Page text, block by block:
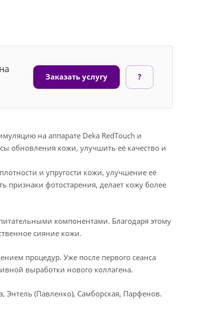
Заказать услугу ?
на аппарате Deka RedTouch и
обновления кожи, улучшить её качество и
и упругости кожи, улучшение её
признаки фотостарения, делает кожу более
компонентами. Благодаря этому
сияние кожи.
процедур. Уже после первого сеанса
выработки нового коллагена.
Энтель (Павленко), Самборская, Парфенов.